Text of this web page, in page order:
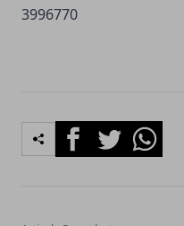
3996770
FacebookTwitterWhatsapp